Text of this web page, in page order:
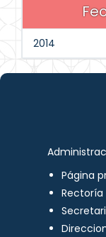
2014
Página
Rectoría